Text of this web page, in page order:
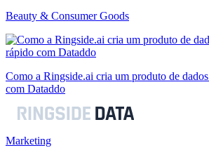
Beauty & Consumer Goods
Como a Ringside.ai cria um produto de
com Dataddo
Marketing